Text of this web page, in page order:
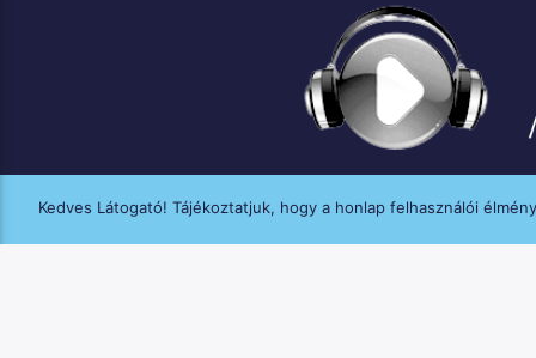
Kedves Látogató! Tájékoztatjuk, hogy a honlap felhasználói